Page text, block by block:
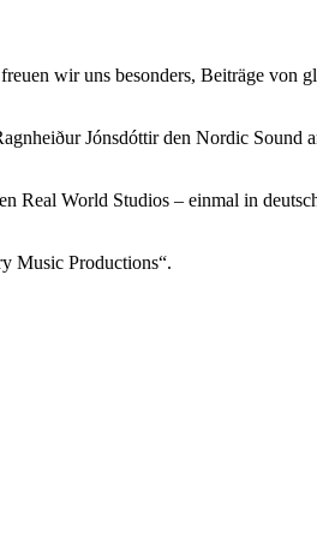
wir uns besonders, Beiträge von
Jónsdóttir den Nordic Sound
World Studios – einmal in
Music Productions“.